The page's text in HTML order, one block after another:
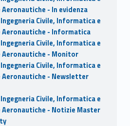
- In evidenza
Civile, Informatica e
Aeronautiche - Informatica
Civile, Informatica e
Aeronautiche - Monitor
Civile, Informatica e
Aeronautiche - Newsletter
Civile, Informatica e
Aeronautiche - Notizie Master